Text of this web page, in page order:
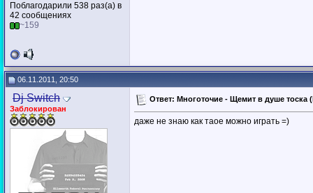
Поблагодарили 538 раз(а) в
42 сообщениях
~159
06.11.2011, 20:50
Dj Switch
Заблокирован
Ответ: Многоточие - Щемит в душе тоска
даже не знаю как таое можно играть =)